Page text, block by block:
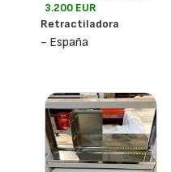
3.200 EUR
Retractiladora
- España